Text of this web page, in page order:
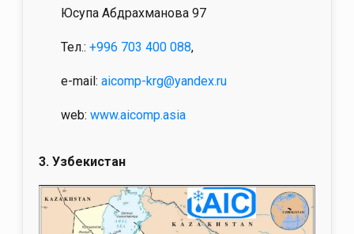
Юсупа Абдрахманова 97
Тел.: +996 703 400 088,
e-mail: aicomp-krg@yandex.ru
web: www.aicomp.asia
3. Узбекистан